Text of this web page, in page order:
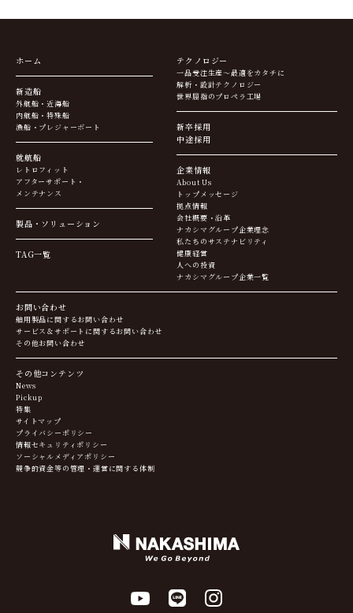
ホーム
新造船
外航船・近海船
内航船・特殊船
漁船・プレジャーボート
就航船
レトロフィット
アフターサポート・
メンテナンス
製品・ソリューション
TAG一覧
テクノロジー
一品受注生産～最適をカタチに
解析・設計テクノロジー
世界屈指のプロペラ工場
新卒採用
中途採用
企業情報
About Us
トップメッセージ
拠点情報
会社概要・沿革
ナカシマグループ企業理念
私たちのサステナビリティ
健康経営
人への投資
ナカシマグループ企業一覧
お問い合わせ
舶用製品に関するお問い合わせ
サービス＆サポートに関するお問い合わせ
その他お問い合わせ
その他コンテンツ
News
Pickup
特集
サイトマップ
プライバシーポリシー
情報セキュリティポリシー
ソーシャルメディアポリシー
競争的資金等の管理・運営に関する体制